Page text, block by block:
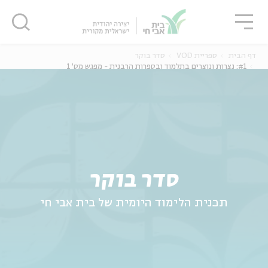
סדר בוקר
תכנית הלימוד היומית של בית אבי חי
דף הבית ספריית VOD
סדר בוקר
#1: נצרות ונוצרים בתלמוד ובספרות הרבנית - מפגש מס' 1
סגור